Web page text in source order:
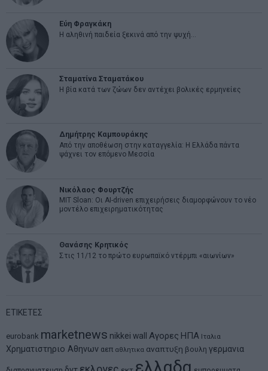
Εύη Φραγκάκη
Η αληθινή παιδεία ξεκινά από την ψυχή…
Σταματίνα Σταματάκου
Η βία κατά των ζώων δεν αντέχει βολικές ερμηνείες
Δημήτρης Καμπουράκης
Από την αποθέωση στην καταγγελία: Η Ελλάδα πάντα
ψάχνει τον επόμενο Μεσσία
Νικόλαος Φουρτζής
MIT Sloan: Οι AI-driven επιχειρήσεις διαμορφώνουν το νέο
μοντέλο επιχειρηματικότητας
Θανάσης Κρητικός
Στις 11/12 το πρώτο ευρωπαϊκό ντέρμπι «αιωνίων»
ΕΤΙΚΕΤΕΣ
eurobank marketnews nikkei wall Αγορες ΗΠΑ Ιταλια
Χρηματιστηριο Αθηνων αεπ αθλητικα αναπτυξη βουλη γερμανια